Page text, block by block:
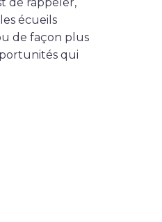
écueils
de façon plus
qui